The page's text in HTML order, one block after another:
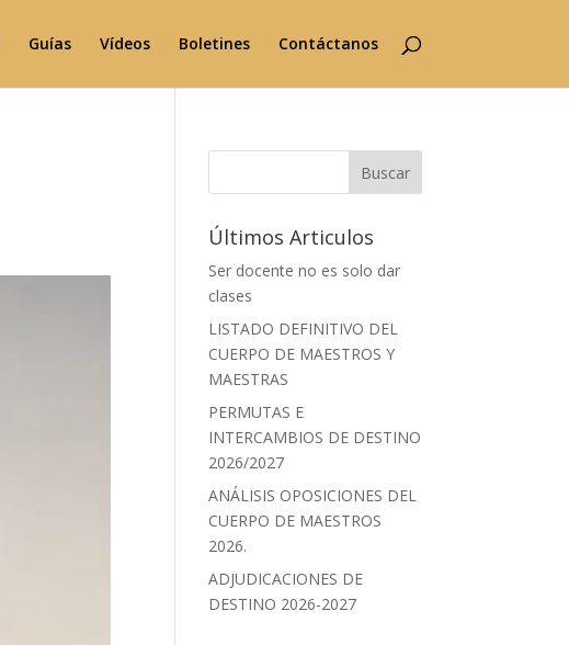
Guías Vídeos Boletines Contáctanos
Buscar
Últimos Articulos
Ser docente no es solo dar
clases
LISTADO DEFINITIVO DEL
CUERPO DE MAESTROS Y
MAESTRAS
PERMUTAS E
INTERCAMBIOS DE DESTINO
2026/2027
ANÁLISIS OPOSICIONES DEL
CUERPO DE MAESTROS
2026.
ADJUDICACIONES DE
DESTINO 2026-2027